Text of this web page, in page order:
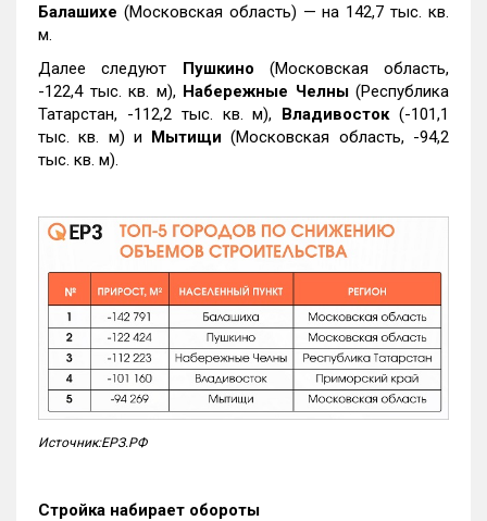
Балашихе (Московская область) — на 142,7 тыс. кв.
м.
Далее следуют Пушкино (Московская область,
-122,4 тыс. кв. м), Набережные Челны(Республика
Татарстан, -112,2 тыс. кв. м), Владивосток(-101,1
тыс. кв. м) и Мытищи (Московская область, -94,2
тыс. кв. м).
Источник:ЕРЗ.РФ
Стройка набирает обороты